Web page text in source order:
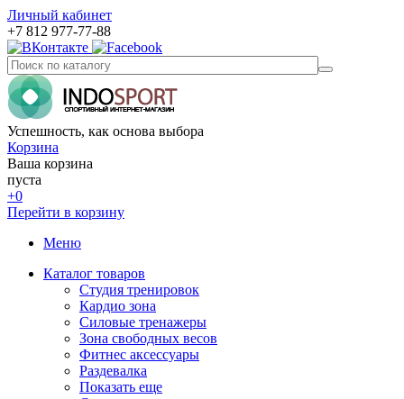
Личный кабинет
+7 812 977-77-88
Успешность, как основа выбора
Корзина
Ваша корзина
пуста
+0
Перейти в корзину
Меню
Каталог товаров
Студия тренировок
Кардио зона
Силовые тренажеры
Зона свободных весов
Фитнес аксессуары
Раздевалка
Показать еще